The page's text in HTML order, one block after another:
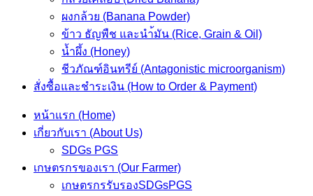
ผงกล้วย (Banana Powder)
ข้าว ธัญพืช และนำ้มัน (Rice, Grain & Oil)
น้ำผึ้ง (Honey)
ชีวภัณฑ์อินทรีย์ (Antagonistic microorganism)
สั่งซื้อและชำระเงิน (How to Order & Payment)
หน้าแรก (Home)
เกี่ยวกับเรา (About Us)
SDGs PGS
เกษตรกรของเรา (Our Farmer)
เกษตรกรรับรองSDGsPGS